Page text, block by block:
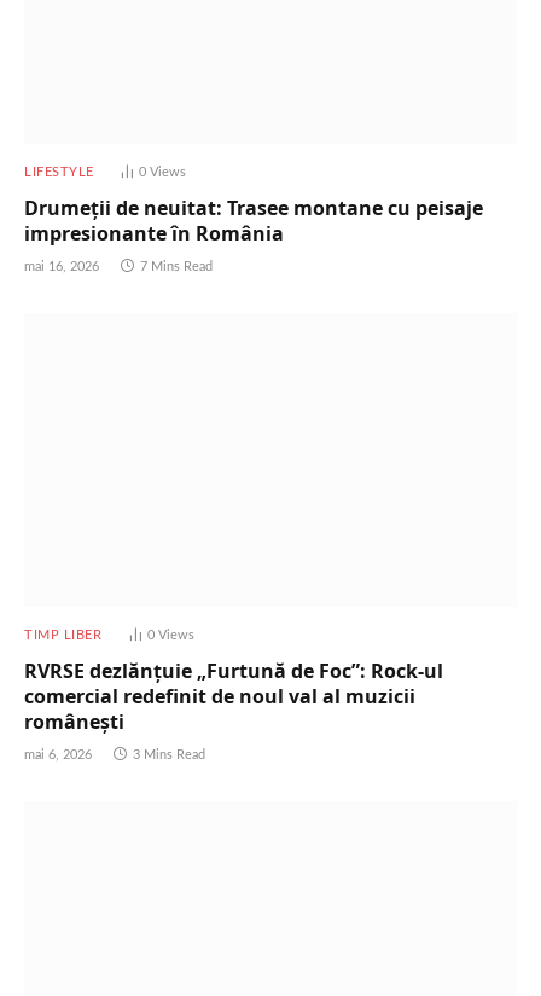
LIFESTYLE 0 Views
Drumeții de neuitat: Trasee montane cu peisaje
impresionante în România
mai 16, 2026 7 Mins Read
TIMP LIBER 0 Views
RVRSE dezlănțuie „Furtună de Foc”: Rock-ul
comercial redefinit de noul val al muzicii
românești
mai 6, 2026 3 Mins Read